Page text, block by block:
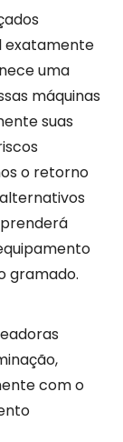
exatamente
uma
máquinas
suas
o retorno
gramado.
com o